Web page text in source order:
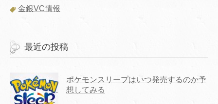
金銀VC情報
最近の投稿
ポケモンスリープはいつ発売するのか予
想してみる